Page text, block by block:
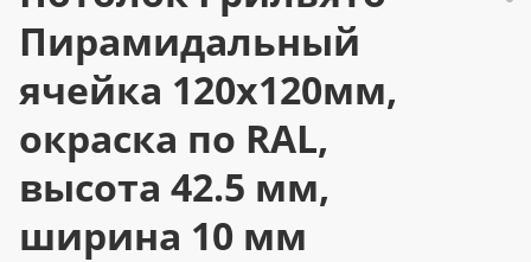
Пирамидальный
ячейка 120х120мм,
окраска по RAL,
высота 42.5 мм,
ширина 10 мм